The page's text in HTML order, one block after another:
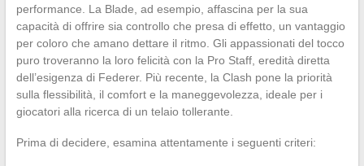
performance. La Blade, ad esempio, affascina per la sua
capacità di offrire sia controllo che presa di effetto, un vantaggio
per coloro che amano dettare il ritmo. Gli appassionati del tocco
puro troveranno la loro felicità con la Pro Staff, eredità diretta
dell’esigenza di Federer. Più recente, la Clash pone la priorità
sulla flessibilità, il comfort e la maneggevolezza, ideale per i
giocatori alla ricerca di un telaio tollerante.
Prima di decidere, esamina attentamente i seguenti criteri: